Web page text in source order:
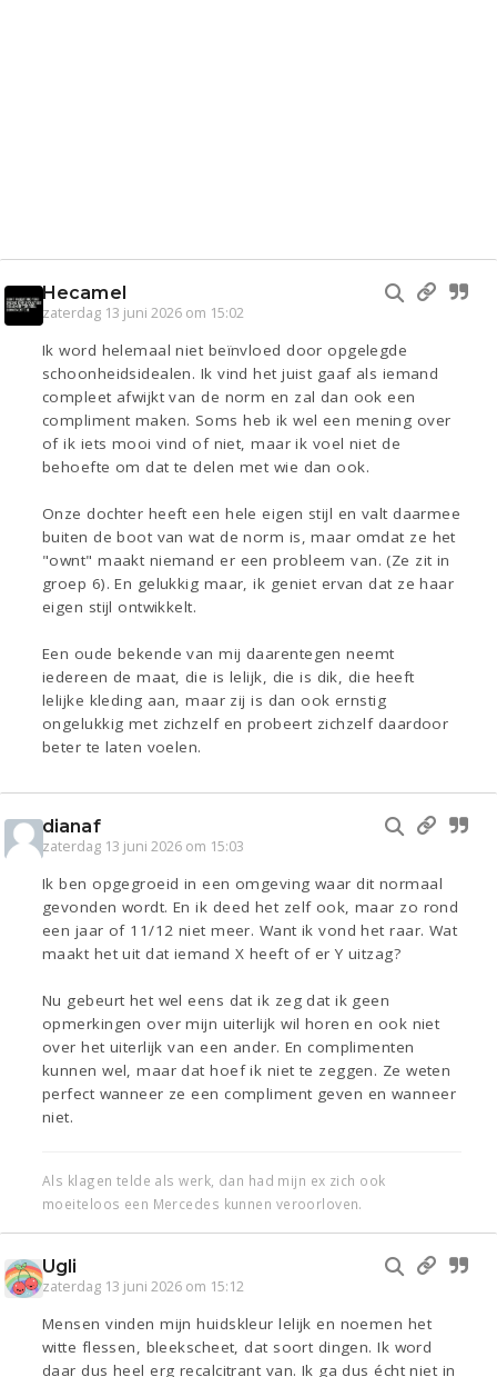
Hecamel
zaterdag 13 juni 2026 om 15:02
Ik word helemaal niet beïnvloed door opgelegde
schoonheidsidealen. Ik vind het juist gaaf als iemand
compleet afwijkt van de norm en zal dan ook een
compliment maken. Soms heb ik wel een mening over
of ik iets mooi vind of niet, maar ik voel niet de
behoefte om dat te delen met wie dan ook.
Onze dochter heeft een hele eigen stijl en valt daarmee
buiten de boot van wat de norm is, maar omdat ze het
"ownt" maakt niemand er een probleem van. (Ze zit in
groep 6). En gelukkig maar, ik geniet ervan dat ze haar
eigen stijl ontwikkelt.
Een oude bekende van mij daarentegen neemt
iedereen de maat, die is lelijk, die is dik, die heeft
lelijke kleding aan, maar zij is dan ook ernstig
ongelukkig met zichzelf en probeert zichzelf daardoor
beter te laten voelen.
dianaf
zaterdag 13 juni 2026 om 15:03
Ik ben opgegroeid in een omgeving waar dit normaal
gevonden wordt. En ik deed het zelf ook, maar zo rond
een jaar of 11/12 niet meer. Want ik vond het raar. Wat
maakt het uit dat iemand X heeft of er Y uitzag?
Nu gebeurt het wel eens dat ik zeg dat ik geen
opmerkingen over mijn uiterlijk wil horen en ook niet
over het uiterlijk van een ander. En complimenten
kunnen wel, maar dat hoef ik niet te zeggen. Ze weten
perfect wanneer ze een compliment geven en wanneer
niet.
Als klagen telde als werk, dan had mijn ex zich ook
moeiteloos een Mercedes kunnen veroorloven.
Ugli
zaterdag 13 juni 2026 om 15:12
Mensen vinden mijn huidskleur lelijk en noemen het
witte flessen, bleekscheet, dat soort dingen. Ik word
daar dus heel erg recalcitrant van. Ik ga dus écht niet in